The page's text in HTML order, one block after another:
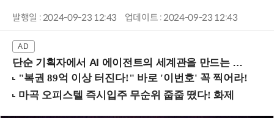
발행일 : 2024-09-23 12:43 업데이트 : 2024-09-23 12:43
단순 기획자에서 AI 에이전트의 세계관을 만드는 지식 설계자로.. (8/20 강남역)